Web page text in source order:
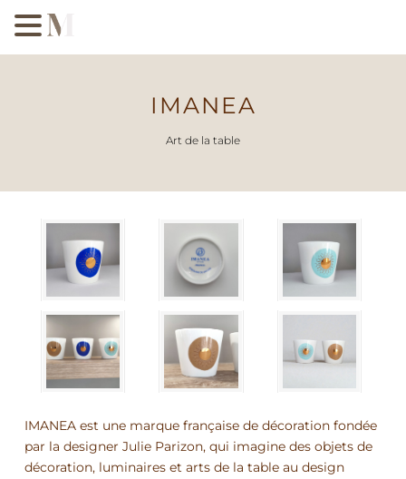
IMANEA
Art de la table
IMANEA est une marque française de décoration fondée
par la designer Julie Parizon, qui imagine des objets de
décoration, luminaires et arts de la table au design